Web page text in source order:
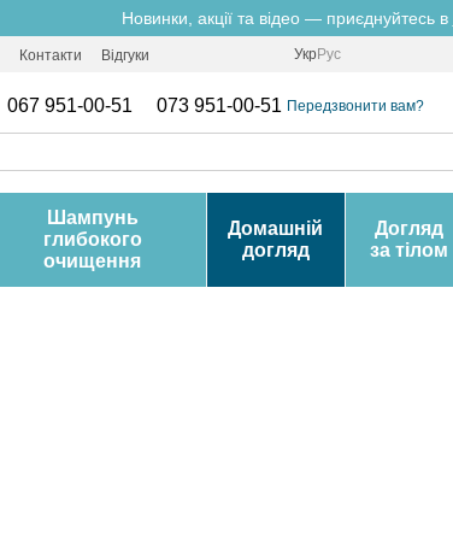
Новинки, акції та відео — приєднуйтесь в
Контакти Відгуки УкрРус
067 951-00-51 073 951-00-51 Передзвонити вам?
Шампунь
глибокого
очищення
Домашній
догляд
Догляд
за тілом